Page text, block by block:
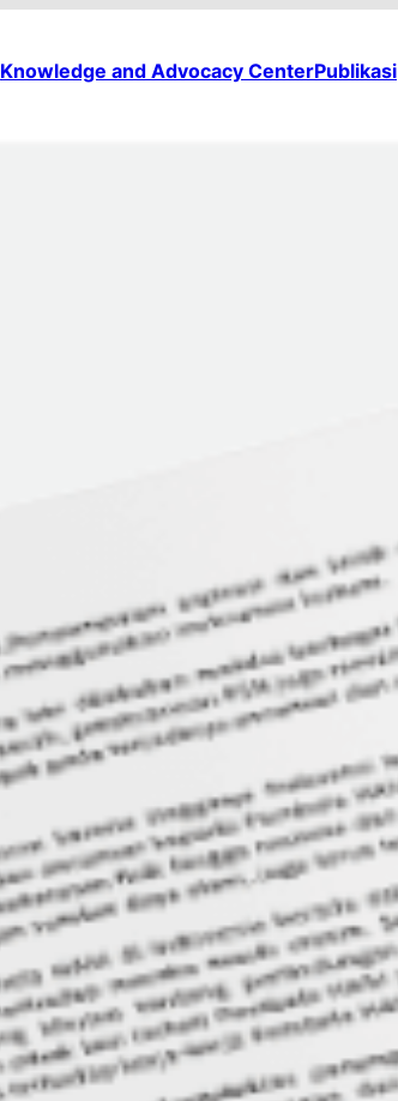
Knowledge and Advocacy CenterPublikasi